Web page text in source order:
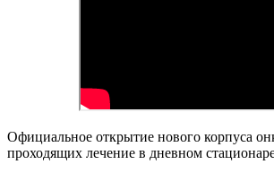
Официальное открытие нового корпуса
проходящих лечение в дневном